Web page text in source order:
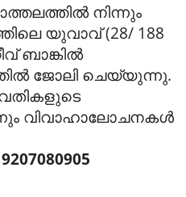
നിന്നും
യുവാവ് (28/ 188
ബാങ്കിൽ
ജോലി ചെയ്യുന്നു.
വിവാഹാലോചനകൾ